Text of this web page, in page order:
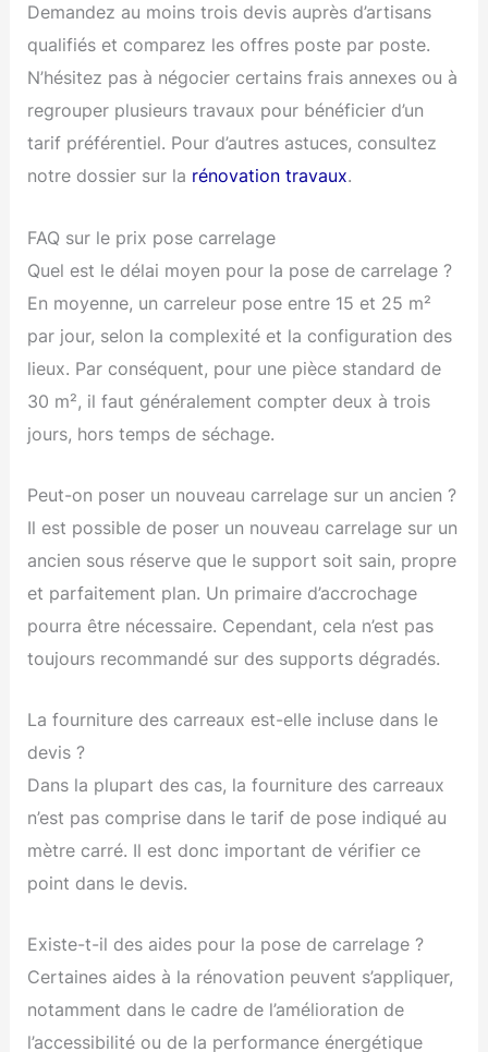
Demandez au moins trois devis auprès d’artisans
qualifiés et comparez les offres poste par poste.
N’hésitez pas à négocier certains frais annexes ou à
regrouper plusieurs travaux pour bénéficier d’un
tarif préférentiel. Pour d’autres astuces, consultez
notre dossier sur la rénovation travaux.
FAQ sur le prix pose carrelage
Quel est le délai moyen pour la pose de carrelage ?
En moyenne, un carreleur pose entre 15 et 25 m²
par jour, selon la complexité et la configuration des
lieux. Par conséquent, pour une pièce standard de
30 m², il faut généralement compter deux à trois
jours, hors temps de séchage.
Peut-on poser un nouveau carrelage sur un ancien ?
Il est possible de poser un nouveau carrelage sur un
ancien sous réserve que le support soit sain, propre
et parfaitement plan. Un primaire d’accrochage
pourra être nécessaire. Cependant, cela n’est pas
toujours recommandé sur des supports dégradés.
La fourniture des carreaux est-elle incluse dans le
devis ?
Dans la plupart des cas, la fourniture des carreaux
n’est pas comprise dans le tarif de pose indiqué au
mètre carré. Il est donc important de vérifier ce
point dans le devis.
Existe-t-il des aides pour la pose de carrelage ?
Certaines aides à la rénovation peuvent s’appliquer,
notamment dans le cadre de l’amélioration de
l’accessibilité ou de la performance énergétique